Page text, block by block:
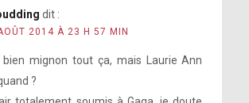
dit :
2014 À 23 H 57 MIN
bien mignon tout ça, mais Laurie Ann
?